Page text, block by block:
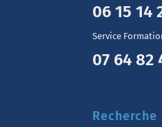
06 15 14
Service
07 64 82
Recherche